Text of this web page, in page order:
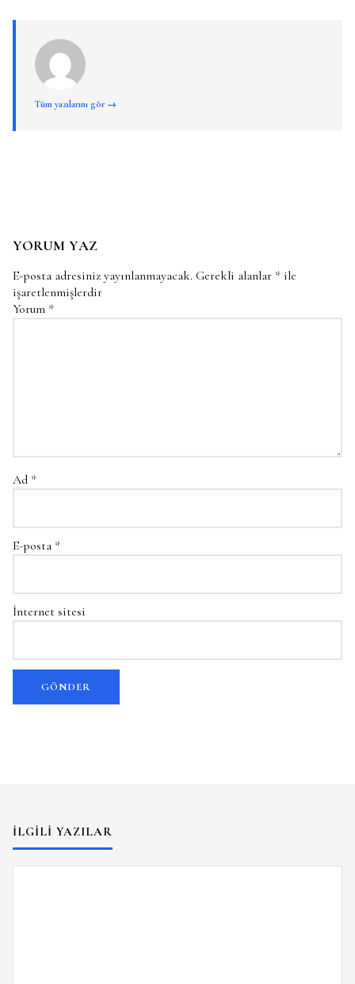
Tüm yazılarını gör →
YORUM YAZ
E-posta adresiniz yayınlanmayacak. Gerekli alanlar * ile
işaretlenmişlerdir
Yorum *
Ad *
E-posta *
İnternet sitesi
İLGILI YAZILAR